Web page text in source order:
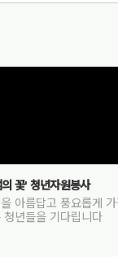
꽃' 청년자원봉사
아름답고 풍요롭게
청년들을 기다립니다